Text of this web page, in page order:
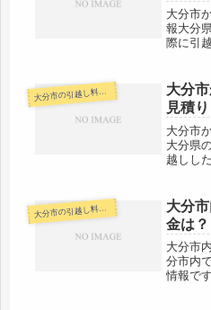
大分市
報大分
際に引
金も高
考えて
大分市の引越し料金・代金相場・見積り情報
大分
見積
大分市
大分県
越しし
役所間
ちに引
る...
大分市の引越し料金・代金相場・見積り情報
大分
金は？
大分市
分市内
情報で